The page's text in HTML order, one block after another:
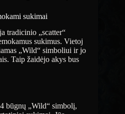
sukimai
tradicinio „scatter“
sukimus. Vietoj
„Wild“ simboliui ir jo
Taip žaidėjo akys bus
būgnų „Wild“ simbolį,